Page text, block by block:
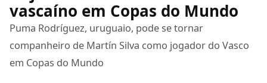
vascaíno em Copas do Mundo
Puma Rodríguez, uruguaio, pode se tornar
companheiro de Martín Silva como jogador do Vasco
em Copas do Mundo